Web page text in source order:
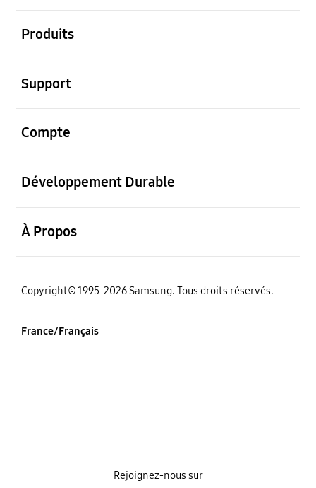
Produits
Support
Compte
Développement Durable
À Propos
‌Copyright© 1995-2026 Samsung. Tous droits réservés.
France/Français
Rejoignez-nous sur